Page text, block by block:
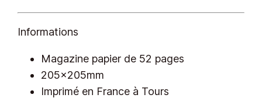
Informations
Magazine papier de 52 pages
205x205mm
Imprimé en France à Tours